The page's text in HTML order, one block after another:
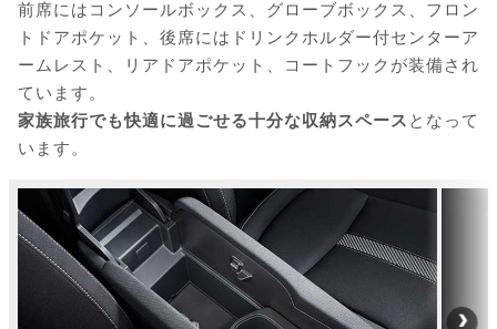
前席にはコンソールボックス、グローブボックス、フロン
トドアポケット、後席にはドリンクホルダー付センターア
ームレスト、リアドアポケット、コートフックが装備され
ています。
家族旅行でも快適に過ごせる十分な収納スペース となって
います。